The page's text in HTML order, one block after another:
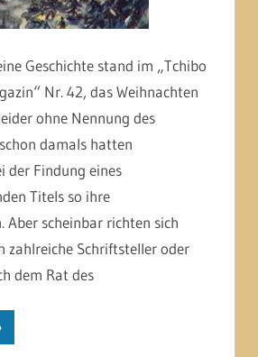
Geschichte stand im „Tchibo
Nr. 42, das Weihnachten
ohne Nennung des
damals hatten
der Findung eines
Titels so ihre
Aber scheinbar richten sich
zahlreiche Schriftsteller oder
dem Rat des